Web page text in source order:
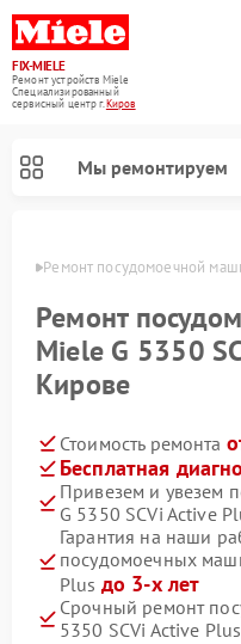
FIX-MIELE
Ремонт устройств Miele
Специализированный
cервисный центр г.Киров
Мы ремонтируем
Ремонт посудомоечной
Ремонт
Miele G 5350
Кирове
Стоимость ремонта
Бесплатная
Привезем и увезем
G 5350 SCVi Active
Гарантия на наши
посудомоечных
Plus до 3-х лет
Срочный ремонт
5350 SCVi Active